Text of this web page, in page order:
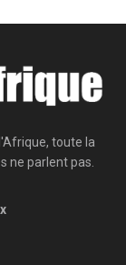
toute la
ne parlent pas.